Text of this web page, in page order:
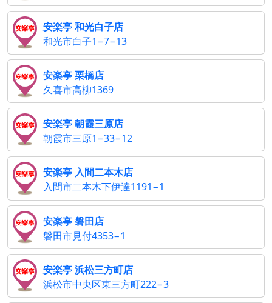
安楽亭 和光白子店
和光市白子1−7−13
安楽亭 栗橋店
久喜市高柳1369
安楽亭 朝霞三原店
朝霞市三原1−33−12
安楽亭 入間二本木店
入間市二本木下伊達1191−1
安楽亭 磐田店
磐田市見付4353−1
安楽亭 浜松三方町店
浜松市中央区東三方町222−3